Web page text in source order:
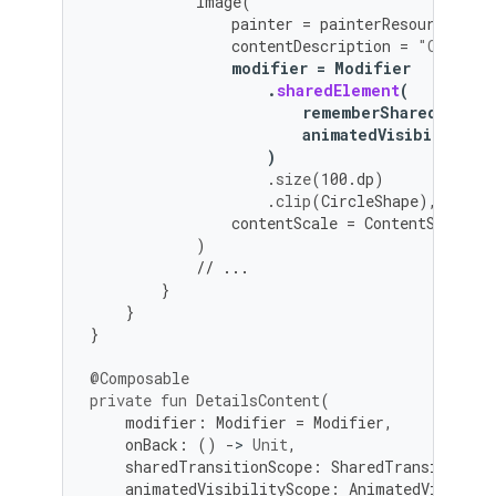
painter = painterResource
contentDescription =
modifier = Modifier
.sharedElement(
)
. size(100.dp)
.clip(CircleShape),
contentScale = ContentScale
)
// ...
}
}
}
@Composable
private fun DetailsContent(
modifier : Modifier = Modifier,
onBack : () -> Unit,
sharedTransitionScope :
animatedVisibilityScope :